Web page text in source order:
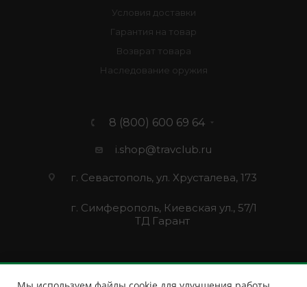
Условия доставки
Гарантия на товар
Возврат товара
Наследование оружия
8 (800) 600 69 64
i.shop@travclub.ru
г. Севастополь, ул. Хрусталева, 173
г. Симферополь, Киевская ул., 57/1
ТД Гарант